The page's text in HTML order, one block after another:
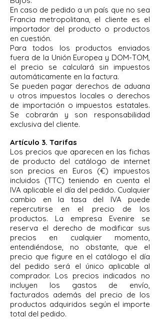
En caso de pedido a un país que no sea
Francia metropolitana, el cliente es el
importador del producto o productos
en cuestión.
Para todos los productos enviados
fuera de la Unión Europea y DOM-TOM,
el precio se calculará sin impuestos
automáticamente en la factura.
Se pueden pagar derechos de aduana
u otros impuestos locales o derechos
de importación o impuestos estatales.
Se cobrarán y son responsabilidad
exclusiva del cliente.
Artículo 3. Tarifas
Los precios que aparecen en las fichas
de producto del catálogo de internet
son precios en Euros (€) impuestos
incluidos (TTC) teniendo en cuenta el
IVA aplicable el día del pedido. Cualquier
cambio en la tasa del IVA puede
repercutirse en el precio de los
productos. La empresa Evenire se
reserva el derecho de modificar sus
precios en cualquier momento,
entendiéndose, no obstante, que el
precio que figure en el catálogo el día
del pedido será el único aplicable al
comprador. Los precios indicados no
incluyen los gastos de envío,
facturados además del precio de los
productos adquiridos según el importe
total del pedido.